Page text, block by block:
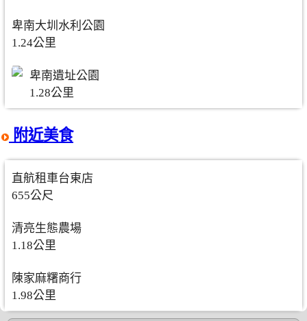
卑南大圳水利公園
1.24公里
卑南遺址公園
1.28公里
附近美食
直航租車台東店
655公尺
清亮生態農場
1.18公里
陳家麻糬商行
1.98公里